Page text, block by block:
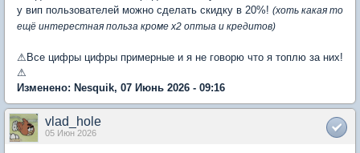
у вип пользователей можно сделать скидку в 20%! (хоть какая то
ещё интерестная польза кроме х2 оптыа и кредитов)
⚠Все цифры цифры примерные и я не говорю что я топлю за них!
⚠
Изменено: Nesquik, 07 Июнь 2026 - 09:16
vlad_hole
05 Июн 2026